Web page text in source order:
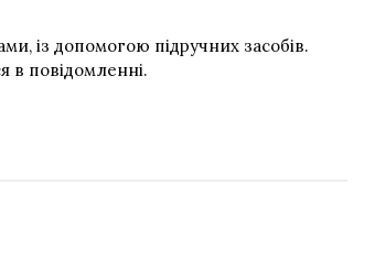
із допомогою підручних засобів.
в повідомленні.